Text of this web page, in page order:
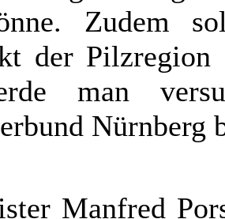
Zudem
der Pilzregion
man
Nürnberg
Manfred